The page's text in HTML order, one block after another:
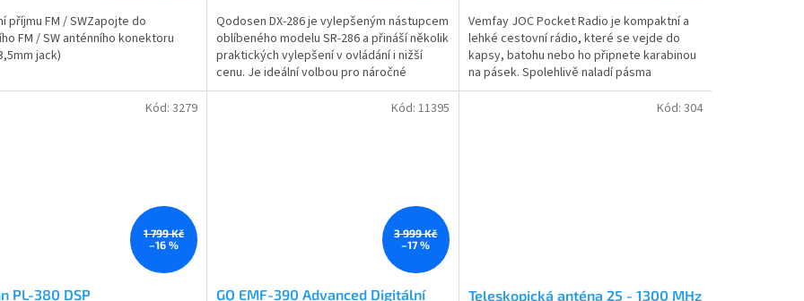
příjmu FM / SWZapojte do
FM / SW anténního konektoru
jack)
z
5
hvězdiček.
Qodosen DX-286 je vylepšeným nástupcem
oblíbeného modelu SR-286 a přináší několik
praktických vylepšení v ovládání i nižší
cenu. Je ideální volbou pro náročné
posluchače,...
z
5
hvězdiček.
Vemfay JOC Pocket Radio je kompaktní a
lehké cestovní rádio, které se vejde do
kapsy, batohu nebo ho připnete karabinou
na pásek. Spolehlivě naladí pásma
AM/FM/SW (krátké vlny),...
1 799 Kč
–16 %
PL-380 DSP
Kód: 3279
3 999 Kč
–17 %
GQ EMF-390 Advanced Digitální
Kód: 11395
Teleskopická anténa 25 - 1300 MHz
Kód: 304